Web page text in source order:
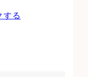
する